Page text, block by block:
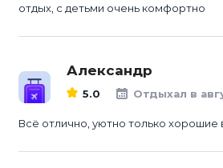
отдых, с детьми очень комфортно
Александр
5.0 Отдыхал в
Всё отлично, уютно только хорошие